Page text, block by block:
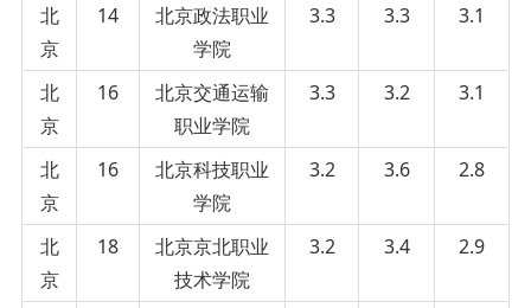
北
京
14
北京政法职业
学院
3.3 3.3 3.1
北
京
16
北京交通运输
职业学院
3.3 3.2 3.1
北
京
16
北京科技职业
学院
3.2 3.6 2.8
北
京
18
北京京北职业
技术学院
3.2 3.4 2.9